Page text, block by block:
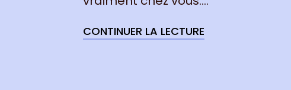
CONTINUER LA LECTURE